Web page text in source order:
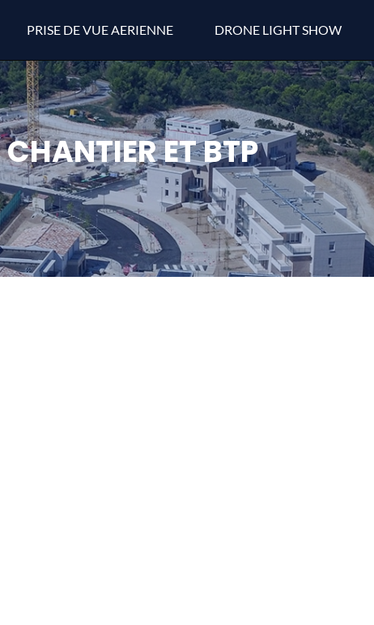
PRISE DE VUE AERIENNE DRONE LIGHT SHOW
CHANTIER ET BTP